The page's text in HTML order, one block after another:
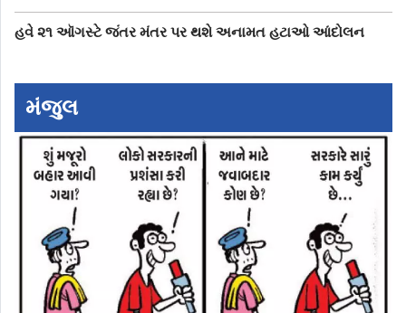
હવે ૨૧ ઑગસ્ટે જંતર મંતર પર થશે અનામત હટાઓ આંદોલન
મંજુલ